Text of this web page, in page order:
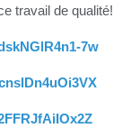
travail de qualité!
7w